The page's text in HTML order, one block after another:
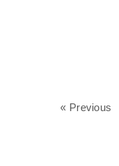
« Previous